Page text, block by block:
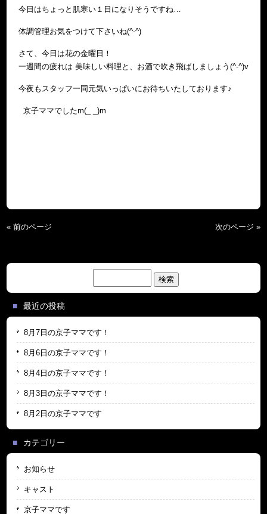
今日はちょっと肌寒い１日になりそうですね…
体調管理お気をつけて下さいね(^-^)
さて、今日は花の金曜日！
一週間の疲れは 美味しい料理と、お酒で吹き飛ばしましょう(^-^)v
今夜もスタッフ一同元気いっぱいにお待ちいたしております♪
京子ママでしたm(_ _)m
« 前のページ 次のページ »
索:
最近の投稿
8月7日の京子ママです！
8月6日の京子ママです！
8月4日の京子ママです！
8月3日の京子ママです！
8月2日の京子ママです
カテゴリー
お知らせ
キャスト
京子ママです